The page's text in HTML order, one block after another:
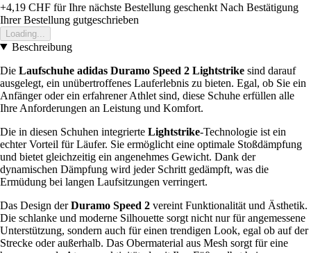
+4,19 CHF für Ihre nächste Bestellung geschenkt Nach Bestätigung
Ihrer Bestellung gutgeschrieben
Loading...
Beschreibung
Die Laufschuhe adidas Duramo Speed 2 Lightstrike sind darauf
ausgelegt, ein unübertroffenes Lauferlebnis zu bieten. Egal, ob Sie ein
Anfänger oder ein erfahrener Athlet sind, diese Schuhe erfüllen alle
Ihre Anforderungen an Leistung und Komfort.
Die in diesen Schuhen integrierte Lightstrike-Technologie ist ein
echter Vorteil für Läufer. Sie ermöglicht eine optimale Stoßdämpfung
und bietet gleichzeitig ein angenehmes Gewicht. Dank der
dynamischen Dämpfung wird jeder Schritt gedämpft, was die
Ermüdung bei langen Laufsitzungen verringert.
Das Design derDuramo Speed 2 vereint Funktionalität und Ästhetik.
Die schlanke und moderne Silhouette sorgt nicht nur für angemessene
Unterstützung, sondern auch für einen trendigen Look, egal ob auf der
Strecke oder außerhalb. Das Obermaterial aus Mesh sorgt für eine